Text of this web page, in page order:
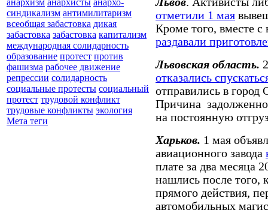
анархизм анархисты анархо-
синдикализм антимилитаризм
всеобщая забастовка дикая
забастовка забастовка капитализм
международная солидарность
образование протест против
фашизма рабочее движение
репрессии солидарность
социальные протесты социальный
протест трудовой конфликт
трудовые конфликты экология
Мета теги
отметили 1 мая
Кроме того, вместе с
раздавали
Львовская область.
отказались
отправились в город
Причина
на постоянную
Харьков. 1 мая
авиационного завода
плате за два месяца
нашлись после того,
прямого действия,
автомобильных